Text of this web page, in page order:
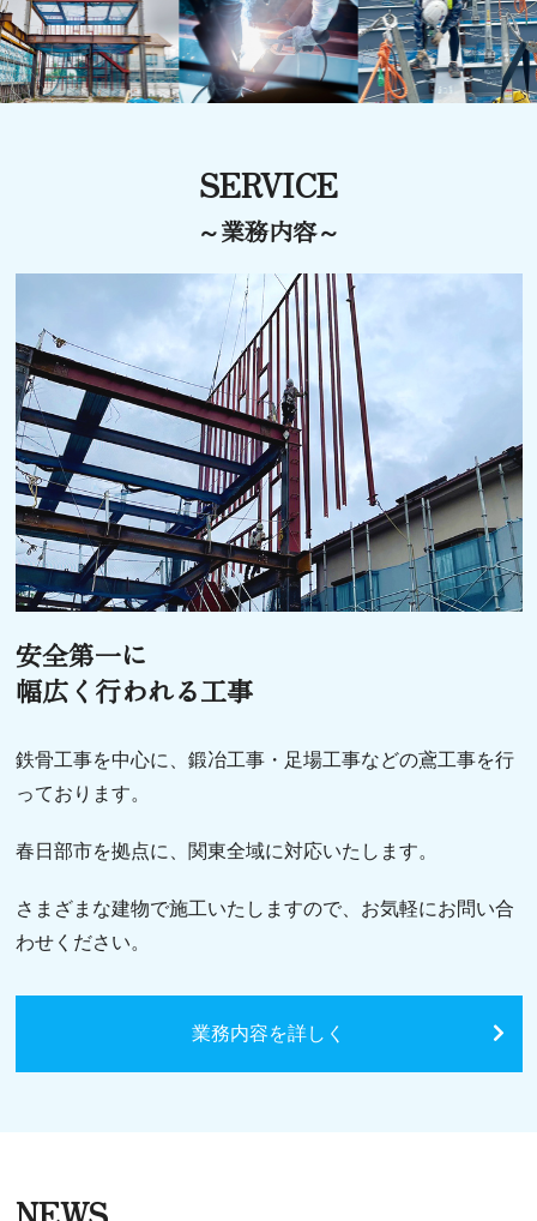
SERVICE
～業務内容～
安全第一に
幅広く行われる工事
鉄骨工事を中心に、鍛冶工事・足場工事などの鳶工事を行
っております。
春日部市を拠点に、関東全域に対応いたします。
さまざまな建物で施工いたしますので、お気軽にお問い合
わせください。
業務内容を詳しく